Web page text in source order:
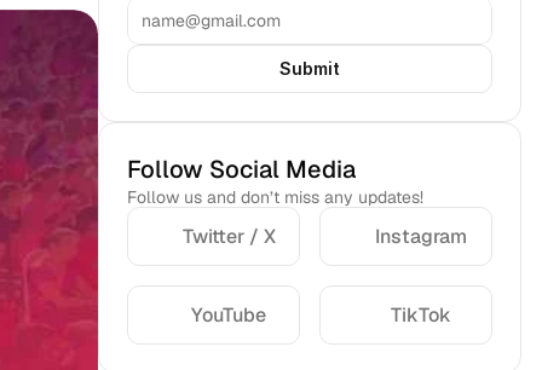
Submit
Follow Social Media
Follow us and don’t miss any updates!
Twitter / X Instagram
YouTube TikTok